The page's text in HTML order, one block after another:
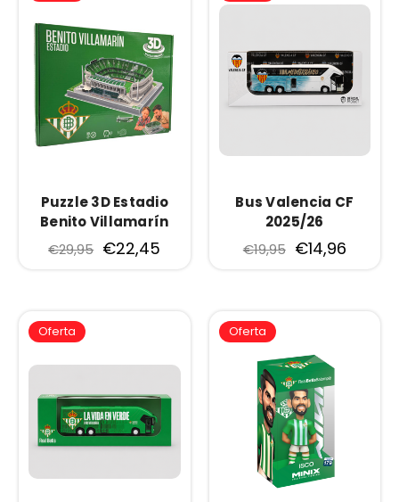
Puzzle 3D Estadio
Benito Villamarín
Real Betis
€29,95 €22,45
Bus Valencia CF
2025/26
€19,95 €14,96
Oferta Oferta